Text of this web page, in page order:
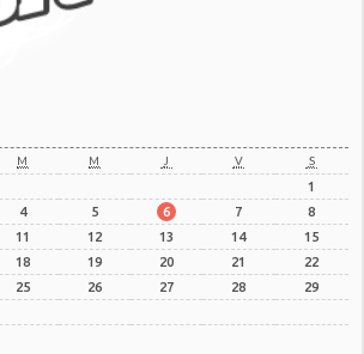
M M J V S
1
4 5 6 7
8
11 12 13 14
15
18 19 20 21
22
25 26 27 28
29